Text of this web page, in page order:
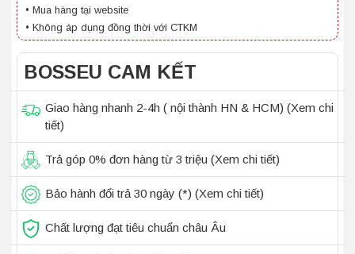
• Mua hàng tại website
• Không áp dụng đồng thời với CTKM
BOSSEU CAM KẾT
Giao hàng nhanh 2-4h ( nội thành HN & HCM) (Xem chi
tiết)
Trả góp 0% đơn hàng từ 3 triệu (Xem chi tiết)
Bảo hành đổi trả 30 ngày (*) (Xem chi tiết)
Chất lượng đạt tiêu chuẩn châu Âu